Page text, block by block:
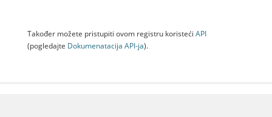
Također možete pristupiti ovom registru koristeći API
(pogledajte Dokumenаtаcijа API-jа).